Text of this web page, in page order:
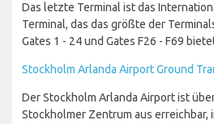
Das letzte Terminal ist das
Terminal, das das größte der
Gates 1 - 24 und Gates F26 - F69
Stockholm Arlanda Airport Ground
Der Stockholm Arlanda Airport ist
Stockholmer Zentrum aus erreichbar,